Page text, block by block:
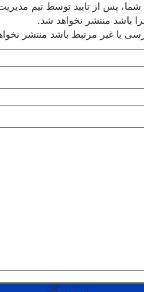
پس از تایید توسط تیم
باشد منتشر نخواهد شد.
یا غیر مرتبط باشد منتشر